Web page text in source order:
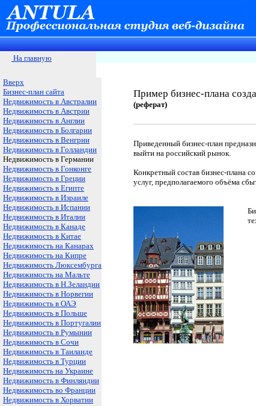
На главную
Вверх
Бизнес-план сайта
Недвижимость в Австралии
Недвижимость в Австрии
Недвижимость в Англии
Недвижимость в Болгарии
Недвижимость в Венгрии
Недвижимость в Голландии
Недвижимость в Германии
Недвижимость в Гонконге
Недвижимость в Греции
Недвижимость в Египте
Недвижимость в Израиле
Недвижимость в Испании
Недвижимость в Италии
Недвижимость в Канаде
Недвижимость в Китае
Недвижимость на Канарах
Недвижимость на Кипре
Недвижимость Люксембурга
Недвижимость на Мальте
Недвижимость в Н.Зеландии
Недвижимость в Норвегии
Недвижимость в ОАЭ
Недвижимость в Польше
Недвижимость в Португалии
Недвижимость в Румынии
Недвижимость в Сочи
Недвижимость в Таиланде
Недвижимость в Турции
Недвижимость на Украине
Недвижимость в Финляндии
Недвижимость во Франции
Недвижимость в Хорватии
Пример бизнес-плана
(реферат)
Приведенный бизнес-план
выйти на российский рынок.
Конкретный состав бизнес-плана
услуг, предполагаемого объёма